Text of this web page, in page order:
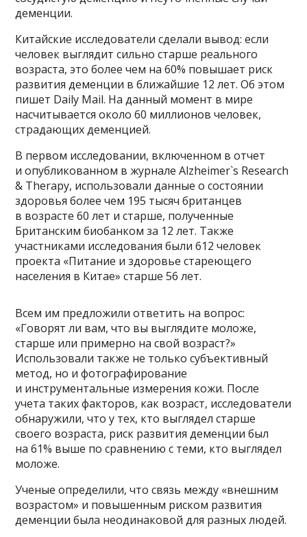
деменции.
Китайские исследователи сделали вывод: если
человек выглядит сильно старше реального
возраста, это более чем на 60% повышает риск
развития деменции в ближайшие 12 лет. Об этом
пишет Daily Mail. На данный момент в мире
насчитывается около 60 миллионов человек,
страдающих деменцией.
В первом исследовании, включенном в отчет
и опубликованном в журнале Alzheimer`s Research
& Therapy, использовали данные о состоянии
здоровья более чем 195 тысяч британцев
в возрасте 60 лет и старше, полученные
Британским биобанком за 12 лет. Также
участниками исследования были 612 человек
проекта «Питание и здоровье стареющего
населения в Китае» старше 56 лет.
Всем им предложили ответить на вопрос:
«Говорят ли вам, что вы выглядите моложе,
старше или примерно на свой возраст?»
Использовали также не только субъективный
метод, но и фотографирование
и инструментальные измерения кожи. После
учета таких факторов, как возраст, исследователи
обнаружили, что у тех, кто выглядел старше
своего возраста, риск развития деменции был
на 61% выше по сравнению с теми, кто выглядел
моложе.
Ученые определили, что связь между «внешним
возрастом» и повышенным риском развития
деменции была неодинаковой для разных людей.